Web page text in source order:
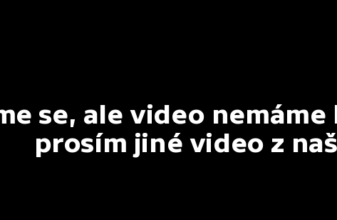
se, ale video nemáme
prosím jiné video z